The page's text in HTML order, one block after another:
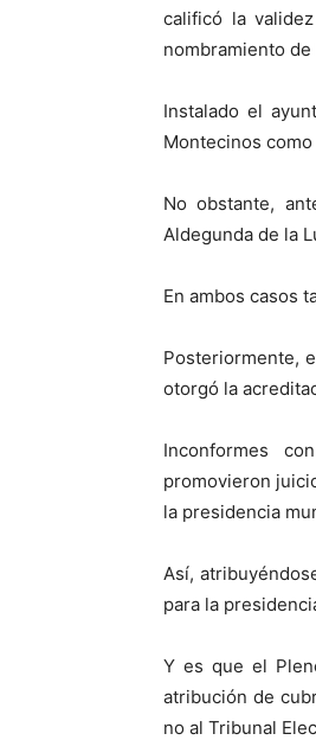
calificó la
nombramiento
Instalado el
Montecinos
No obstante,
Aldegunda de la
En ambos casos
Posteriormente,
otorgó la
Inconformes
promovieron
la presidencia
Así,
para la
Y es que el
atribución de
no al Tribunal